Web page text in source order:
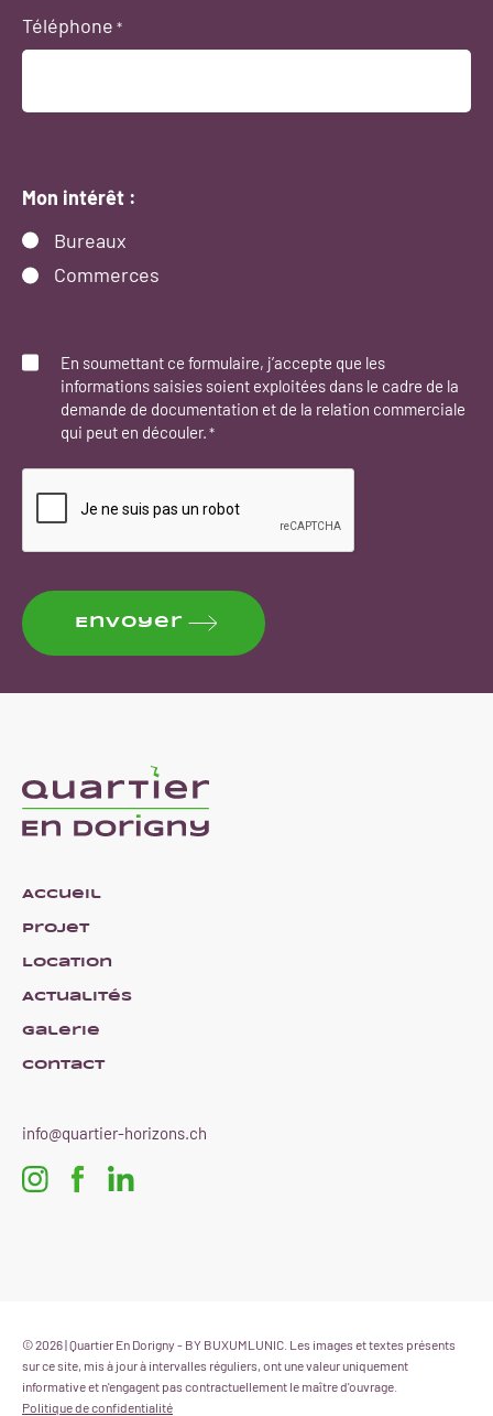
Téléphone *
Mon intérêt :
Bureaux
Commerces
*
En soumettant ce formulaire, j’accepte que les
informations saisies soient exploitées dans le cadre de la
demande de documentation et de la relation commerciale
qui peut en découler.*
Envoyer
Accueil
Projet
Location
Actualités
Galerie
Contact
info@quartier-horizons.ch
© 2026 | Quartier En Dorigny - BY BUXUMLUNIC. Les images et textes présents
sur ce site, mis à jour à intervalles réguliers, ont une valeur uniquement
informative et n'engagent pas contractuellement le maître d'ouvrage.
Politique de confidentialité